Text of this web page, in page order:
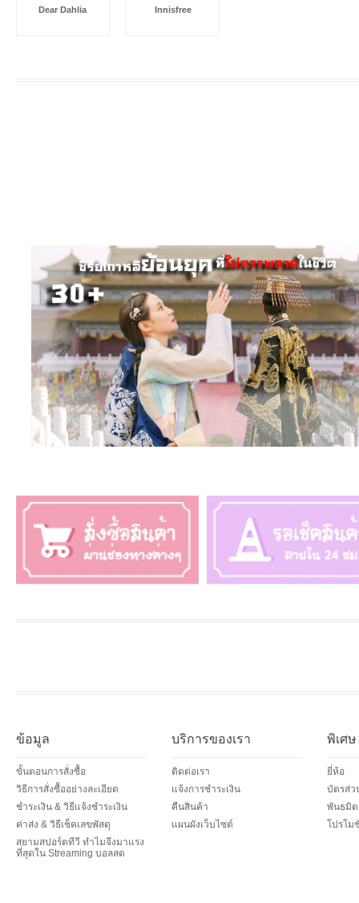
Dear Dahlia Innisfree
ข้อมูล
ขั้นตอนการสั่งซื้อ
วิธีการสั่งซื้ออย่างละเอียด
ชำระเงิน & วิธีแจ้งชำระเงิน
ค่าส่ง & วิธีเช็คเลขพัสดุ
สยามสปอร์ตทีวี ทำไมจึงมาแรง
ที่สุดใน Streaming บอลสด
บริการของเรา
ติดต่อเรา
แจ้งการชำระเงิน
คืนสินค้า
แผนผังเว็บไซต์
พิเศษ
ยี่ห้อ
บัตรส่ว
พันธมิต
โปรโม